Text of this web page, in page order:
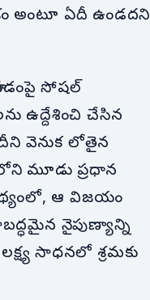
అంటూ ఏదీ ఉండదని
సోషల్
ఉద్దేశించి చేసిన
దీని వెనుక లోతైన
మూడు ప్రధాన
ఆ విజయం
నైపుణ్యాన్ని
సాధనలో శ్రమకు